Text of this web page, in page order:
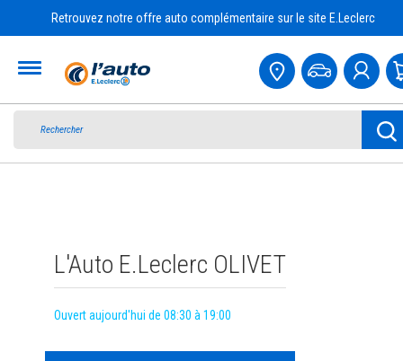
Retrouvez notre offre auto complémentaire sur le site E.Leclerc
L'Auto E.Leclerc OLIVET
Ouvert aujourd'hui de 08:30 à 19:00